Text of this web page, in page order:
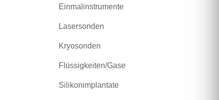
Einmalinstrumente
Lasersonden
Kryosonden
Flüssigkeiten/Gase
Silikonimplantate